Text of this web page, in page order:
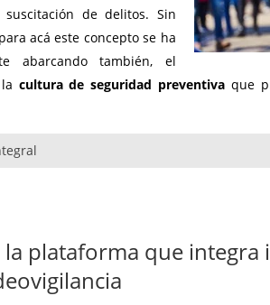
de delitos. Sin
acá este concepto se ha
abarcando también, el
cultura de seguridad preventiva que
la plataforma que